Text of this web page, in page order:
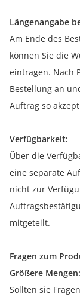
Längenangabe
Am Ende des
können Sie die
eintragen. Nach
Bestellung an
Auftrag so
Verfügbarkeit:
Über die
eine separate
nicht zur
mitgeteilt.
Fragen zum
Größere Mengen:
Sollten sie